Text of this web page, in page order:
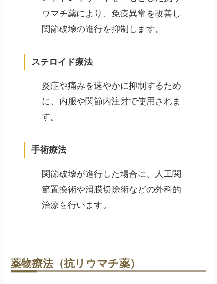
ウマチ薬により、免疫異常を改善し
関節破壊の進行を抑制します。
ステロイド療法
炎症や痛みを速やかに抑制するため
に、内服や関節内注射で使用されま
す。
手術療法
関節破壊が進行した場合に、人工関
節置換術や滑膜切除術などの外科的
治療を行います。
薬物療法（抗リウマチ薬）